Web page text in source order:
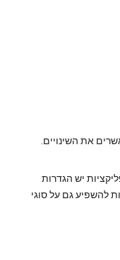
את השינויים.
יש הגדרות
להשפיע גם על סוגי